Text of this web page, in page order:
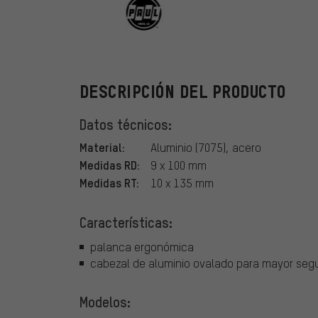
DESCRIPCIÓN DEL PRODUCTO
Datos técnicos:
Material: Aluminio (7075), acero
Medidas RD: 9 x 100 mm
Medidas RT: 10 x 135 mm
Características:
palanca ergonómica
cabezal de aluminio ovalado para mayor
Modelos: